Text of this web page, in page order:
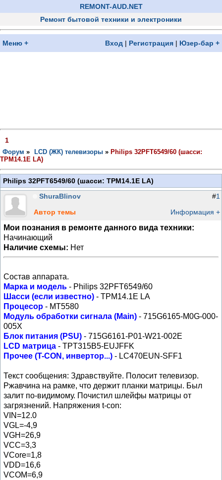
REMONT-AUD.NET
Ремонт бытовой техники и электроники
Меню + Вход | Регистрация | Юзер-бар +
1
Форум » LCD (ЖК) телевизоры » Philips 32PFT6549/60 (шасси:
TPM14.1E LA)
Philips 32PFT6549/60 (шасси: TPM14.1E LA)
ShuraBlinov
Автор темы
#1
Информация +
Мои познания в ремонте данного вида техники:
Начинающий
Наличие схемы: Нет
Состав аппарата.
Марка и модель - Philips 32PFT6549/60
Шасси (если известно) - TPM14.1E LA
Процесор - MT5580
Модуль обработки сигнала (Main) - 715G6165-M0G-000-
005X
Блок питания (PSU) - 715G6161-P01-W21-002E
LCD матрица - TPT315B5-EUJFFK
Прочее (T-CON, инвертор...) - LC470EUN-SFF1
Текст сообщения: Здравствуйте. Полосит телевизор.
Ржавчина на рамке, что держит планки матрицы. Был
залит по-видимому. Почистил шлейфы матрицы от
загрязнений. Напряжения t-con:
VIN=12.0
VGL=-4,9
VGH=26,9
VCC=3,3
VCore=1,8
VDD=16,6
VCOM=6,9